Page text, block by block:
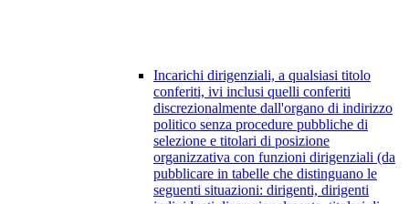
Incarichi dirigenziali, a qualsiasi titolo
conferiti, ivi inclusi quelli conferiti
discrezionalmente dall'organo di indirizzo
politico senza procedure pubbliche di
selezione e titolari di posizione
organizzativa con funzioni dirigenziali (da
pubblicare in tabelle che distinguano le
seguenti situazioni: dirigenti, dirigenti